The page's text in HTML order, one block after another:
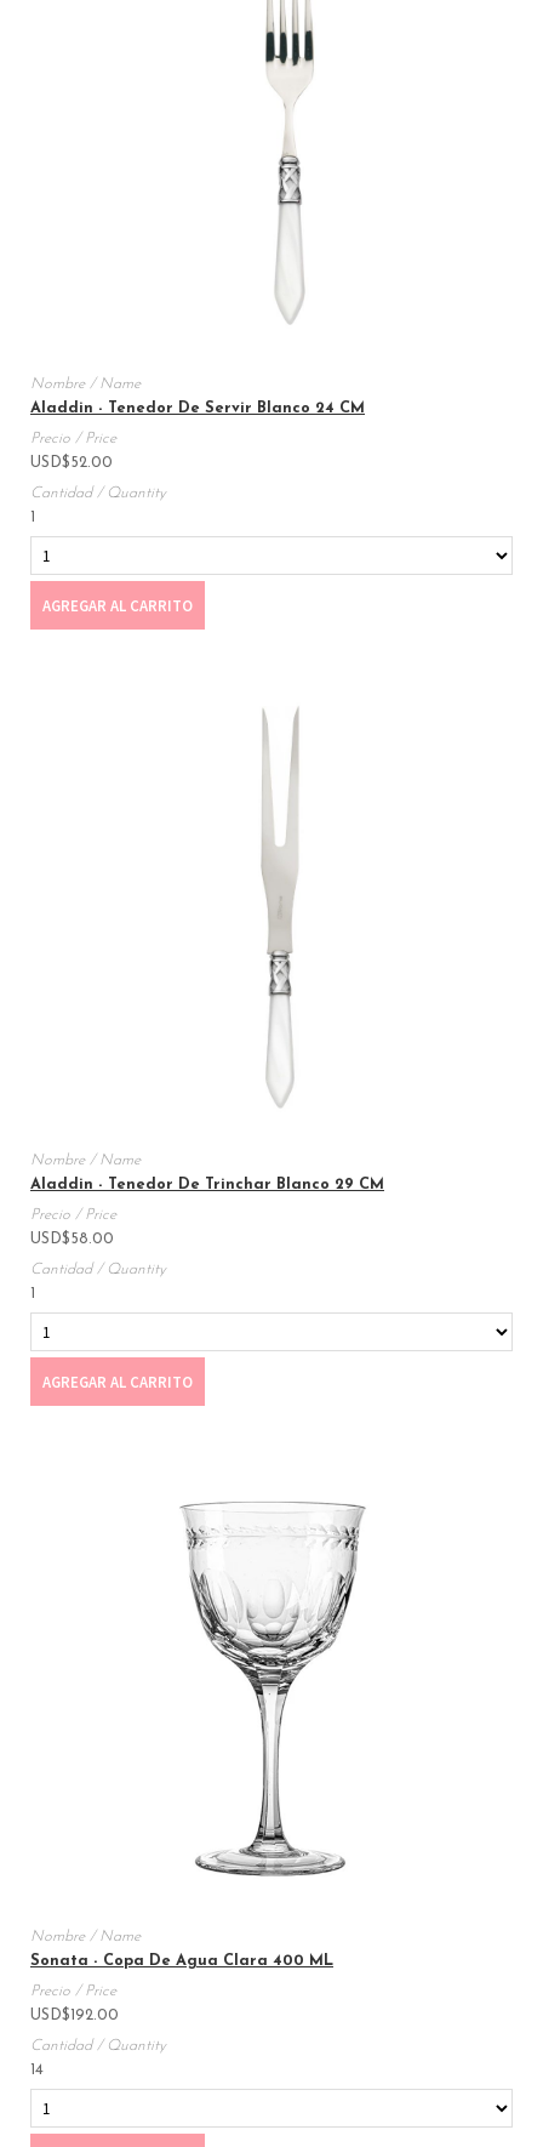
Aladdin - Tenedor De Servir Blanco 24 CM
USD$52.00
AGREGAR AL CARRITO
Aladdin - Tenedor De Trinchar Blanco 29 CM
USD$58.00
AGREGAR AL CARRITO
Sonata - Copa De Agua Clara 400 ML
USD$ 192.00
14